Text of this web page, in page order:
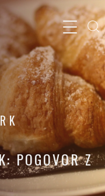
POGOVOR Z